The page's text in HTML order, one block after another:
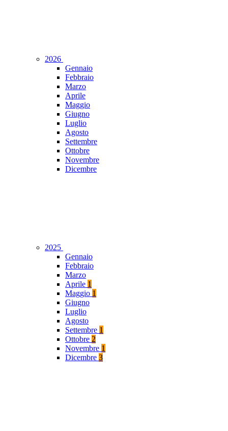
2026
Gennaio
Febbraio
Marzo
Aprile
Maggio
Giugno
Luglio
Agosto
Settembre
Ottobre
Novembre
Dicembre
2025
Gennaio
Febbraio
Marzo
Aprile 1
Maggio 1
Giugno
Luglio
Agosto
Settembre 1
Ottobre 2
Novembre 1
Dicembre 3